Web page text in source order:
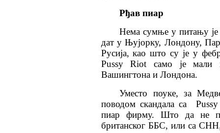
Рђав пиар
Нема сумње у питању је
дат у Њујорку, Лондону,
Русија, као што су је у
Pussy Riot само је мали
Вашингтона и Лондона.
Уместо поуке, за
поводом скандала са
пиар фирму. Што да не
британског ББС, или саСНН,